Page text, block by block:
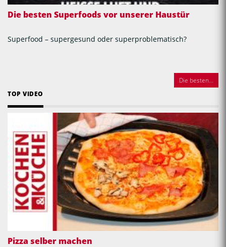
Die besten Superfoods vor unserer Haustür
Superfood – supergesund oder superproblematisch?
Die besten...
TOP VIDEO
Pizza selber machen